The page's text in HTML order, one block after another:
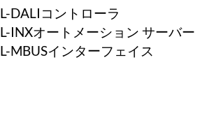
L-DALIコントローラ
L-INXオートメーション サーバー
L-MBUSインターフェイス